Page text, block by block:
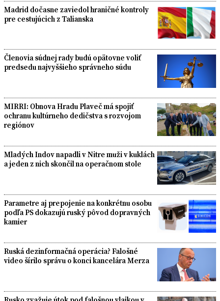
Madrid dočasne zaviedol hraničné kontroly
pre cestujúcich z Talianska
Členovia súdnej rady budú opätovne voliť
predsedu najvyššieho správneho súdu
MIRRI: Obnova Hradu Plaveč má spojiť
ochranu kultúrneho dedičstva s rozvojom
regiónov
Mladých Indov napadli v Nitre muži v kuklách
a jeden z nich skončil na operačnom stole
Parametre aj prepojenie na konkrétnu osobu
podľa PS dokazujú ruský pôvod dopravných
kamier
Ruská dezinformačná operácia? Falošné
video šírilo správu o konci kancelára Merza